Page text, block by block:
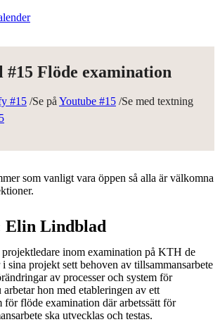
Flöde examination
#15 /Se på Youtube #15 /Se med textning
som vanligt vara öppen så alla är välkomna
Elin Lindblad
inom examination på KTH de
i sina projekt sett behoven av tillsammansarbete
av processer och system för
hon med etableringen av ett
flöde examination där arbetssätt för
ska utvecklas och testas.